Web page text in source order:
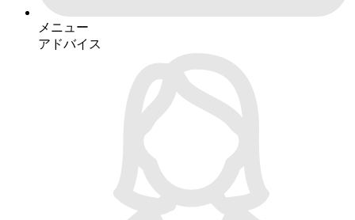
メニュー
アドバイス